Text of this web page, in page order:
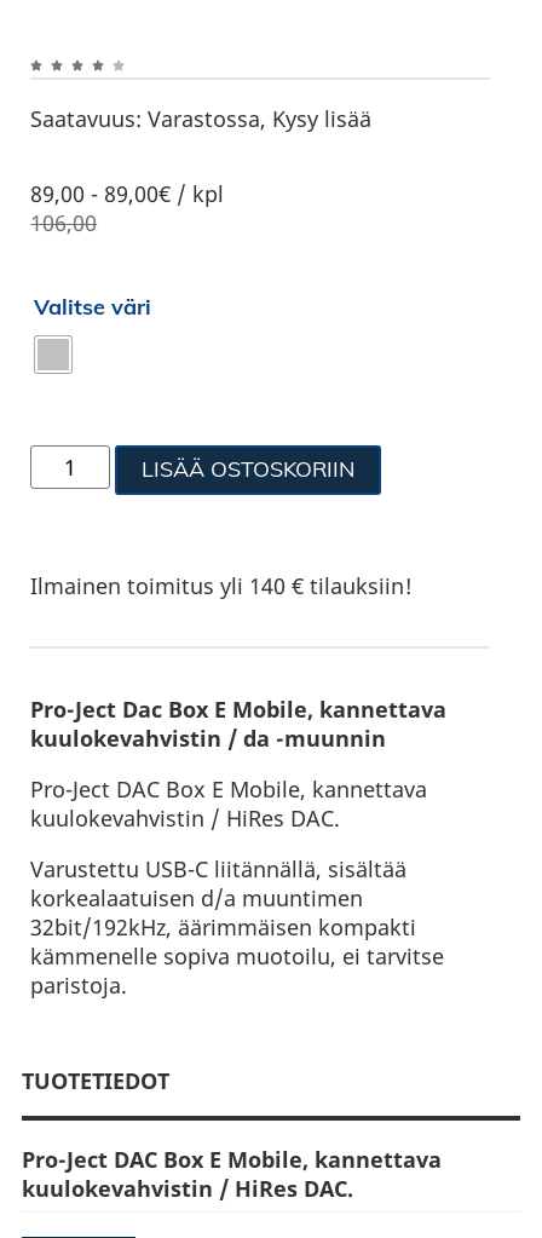
Saatavuus: Varastossa, Kysy lisää
89,00 - 89,00€ / kpl
106,00
Valitse väri
LISÄÄ OSTOSKORIIN
Ilmainen toimitus yli 140 € tilauksiin!
Pro-Ject Dac Box E Mobile, kannettava
kuulokevahvistin / da -muunnin
Pro-Ject DAC Box E Mobile, kannettava
kuulokevahvistin / HiRes DAC.
Varustettu USB-C liitännällä, sisältää
korkealaatuisen d/a muuntimen
32bit/192kHz, äärimmäisen kompakti
kämmenelle sopiva muotoilu, ei tarvitse
paristoja.
TUOTETIEDOT
Pro-Ject DAC Box E Mobile, kannettava
kuulokevahvistin / HiRes DAC.